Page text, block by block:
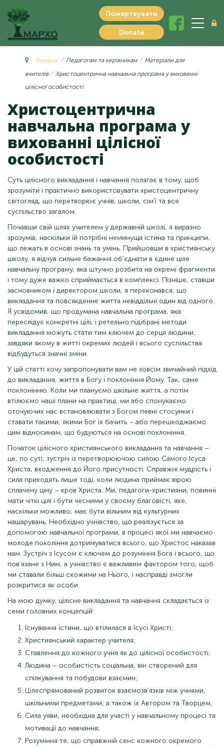
Пожертвувати
Donate
Головна Педагогам та керівникам
Матеріали для
вчителів
Христоцентрична навчальна програма у вихованні
цілісної особистості
Христоцентрична
навчальна програма у
вихованні цілісної
особистості
Суть цілісного викладання і навчання полягає в тому, щоб
зрозуміти і практично використовувати христоцентричну
світогляд, що перетворює учнів, школи, сім'ї та все
суспільство загалом.
Почавши свій шлях учителем у державній школі, я виразно
зрозумів, наскільки їй потрібні неминуща істина та принципи,
що лежать в основі знань та умінь. Прийшовши в християнську
школу, я відчув сильне бажання об'єднати в єдине ціле
навчальну програму, яка штучно розбита на окремі фрагменти
і тому дуже важко сприймається в комплексі. Пізніше, ставши
засновником і директором школи, я переконався, що
викладання та повсякденне життя невіддільні один від одного.
Я усвідомив, що продумана навчальна програма, яка
переслідує конкретні цілі, і ретельно підібрані методи
викладання можуть стати тим ключем до серця людини,
завдяки якому в житті окремих людей і всього суспільства
відбудуться значні зміни.
У цій статті хочу запропонувати вам не зовсім звичайний підхід
до викладання, життя в Богу і поклоніння Йому. Так, саме
поклонінню. Коли ми плануємо шкільне життя, а потім
втілюємо наші плани на практиці, ми або спонукаємо
оточуючих нас встановлювати з Богом певні стосунки і
ставати такими, якими Бог їх бачить – або перешкоджаємо
цим відносинам, що будуються на основі поклоніння.
Початок цілісного християнського викладання та навчання –
це, по суті, зустріч із перетворюючою силою Самого Ісуса
Христа, входження до Його присутності. Справжні мудрість і
сила приходять лише тоді, коли людина приймає вірою
сплачену ціну – кров Христа. Ми, педагоги-християни, повинні
мати чіткі цілі і бути чесними у своєму благовісті, яке,
наскільки можливо, має бути вільним від культурних
нашарувань. Необхідно учнівство, що реалізується за
допомогою навчальної програми, в процесі якої ми навчаємо
молоде покоління дотримуватися всього, що Христос наказав
нам. Зустріч з Ісусом є ключем до розуміння Бога і всього, що
пов'язане з Ним, а учнівство є важливим фактором того, щоб
ми ставали більш схожими на Нього, і насправді змогли
розкритися як особи.
На мою думку, цілісне викладання та навчання складається із
семи головних концепцій:
Існування істини, що втілилася в Ісусі Христі;
Християнський характер учителя;
Ставлення до кожного учня як до цілісної особистості;
Людина – особистість соціальна, він створений для
спілкування та побудови взаємин;
Цілеспрямований розвиток взаємозв'язків між учнями,
шкільними предметами, а також їх Автором та Творцем;
Сила уяви, необхідна для участі у навчальному процесі та
мотивації до навчання;
Розуміння те, що справжній сенс кожного окремого